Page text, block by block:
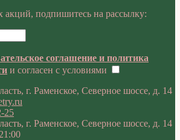
акций, подпишитесь на рассылку:
соглашение и политика
и согласен с условиями
г. Раменское, Северное шоссе, д. 14
25
г. Раменское, Северное шоссе, д. 14